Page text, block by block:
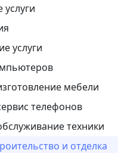
услуги
мебели
телефонов
техники
и отделка